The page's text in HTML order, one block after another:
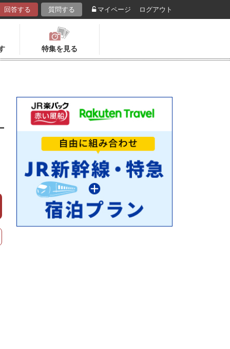
回答する 質問する マイページ ログアウト
特集を見る